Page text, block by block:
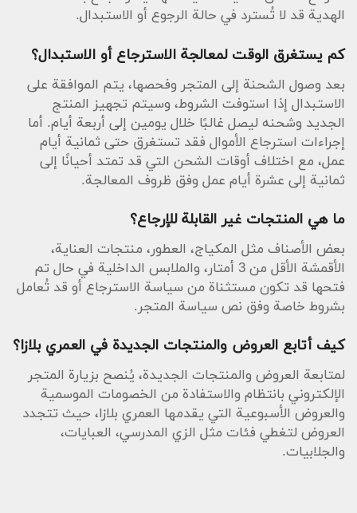
الهدية قد لا تُسترد في حالة الرجوع أو الاستبدال.
كم يستغرق الوقت لمعالجة الاسترجاع أو الاستبدال؟
بعد وصول الشحنة إلى المتجر وفحصها، يتم الموافقة على
الاستبدال إذا استوفت الشروط، وسيتم تجهيز المنتج
الجديد وشحنه ليصل غالبًا خلال يومين إلى أربعة أيام. أما
إجراءات استرجاع الأموال فقد تستغرق حتى ثمانية أيام
عمل، مع اختلاف أوقات الشحن التي قد تمتد أحيانًا إلى
ثمانية إلى عشرة أيام عمل وفق ظروف المعالجة.
ما هي المنتجات غير القابلة للإرجاع؟
بعض الأصناف مثل المكياج، العطور، منتجات العناية،
الأقمشة الأقل من 3 أمتار، والملابس الداخلية في حال تم
فتحها قد تكون مستثناة من سياسة الاسترجاع أو قد تُعامل
بشروط خاصة وفق نص سياسة المتجر.
كيف أتابع العروض والمنتجات الجديدة في العمري بلازا؟
لمتابعة العروض والمنتجات الجديدة، يُنصح بزيارة المتجر
الإلكتروني بانتظام والاستفادة من الخصومات الموسمية
والعروض الأسبوعية التي يقدمها العمري بلازا، حيث تتجدد
العروض لتغطي فئات مثل الزي المدرسي، العبايات،
والجلابيات.